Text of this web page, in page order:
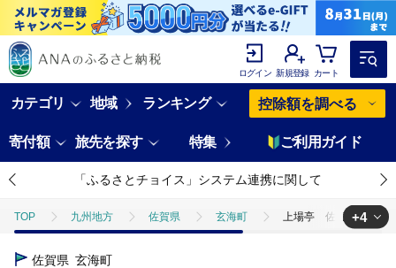
ログイン 新規登録 カート
カテゴリ 地域 ランキング 控除額を調べる
寄付額 旅先を探す 特集 ご利用ガイド
「ふるさとチョイス」システム連携に関して
TOP 九州地方 佐賀県 玄海町 上場亭 佐賀牛肩ロー
TOP
+4
佐賀県 玄海町